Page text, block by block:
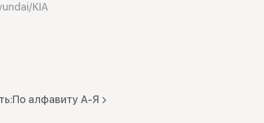
KIA
По алфавиту А-Я